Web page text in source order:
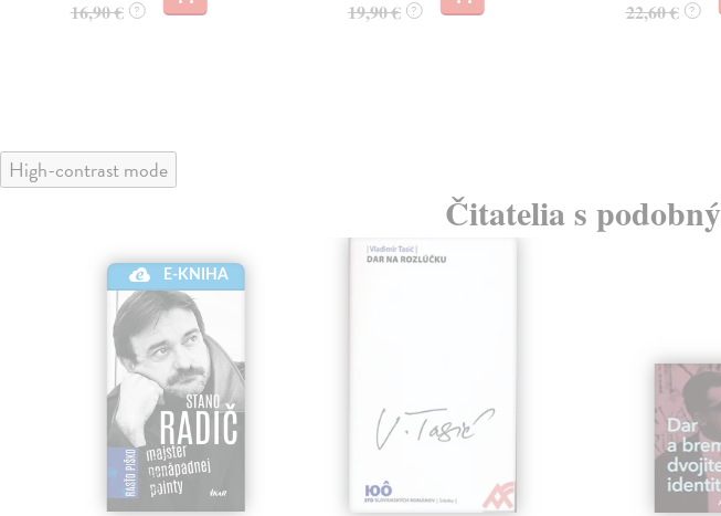
16,90 € ? 19,90 € ? 22,60 € ?
High-contrast mode
Čitatelia s
E-KNIHA